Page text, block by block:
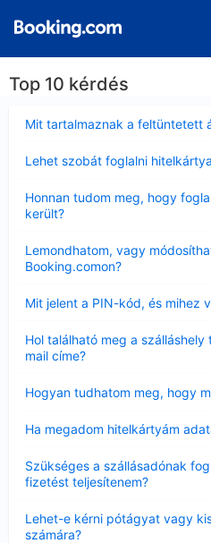
Top 10 kérdés
Mit tartalmaznak a feltüntetett
Lehet szobát foglalni
Honnan tudom meg, hogy
került?
Lemondhatom, vagy
Booking.comon?
Mit jelent a PIN-kód, és mihez
Hol található meg a
mail címe?
Hogyan tudhatom meg, hogy
Ha megadom hitelkártyám
Szükséges a szállásadónak
fizetést teljesítenem?
Lehet-e kérni pótágyat vagy
számára?